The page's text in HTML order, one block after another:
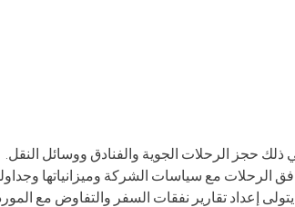
حجز الرحلات الجوية والفنادق ووسائل النقل.
الرحلات مع سياسات الشركة وميزانياتها
إعداد تقارير نفقات السفر والتفاوض مع